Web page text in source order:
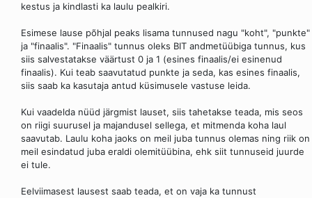
kestus ja kindlasti ka laulu pealkiri.
Esimese lause põhjal peaks lisama tunnused nagu "koht", "punkte"
ja "finaalis". "Finaalis" tunnus oleks BIT andmetüübiga tunnus, kus
siis salvestatakse väärtust 0 ja 1 (esines finaalis/ei esinenud
finaalis). Kui teab saavutatud punkte ja seda, kas esines finaalis,
siis saab ka kasutaja antud küsimusele vastuse leida.
Kui vaadelda nüüd järgmist lauset, siis tahetakse teada, mis seos
on riigi suurusel ja majandusel sellega, et mitmenda koha laul
saavutab. Laulu koha jaoks on meil juba tunnus olemas ning riik on
meil esindatud juba eraldi olemitüübina, ehk siit tunnuseid juurde
ei tule.
Eelviimasest lausest saab teada, et on vaja ka tunnust